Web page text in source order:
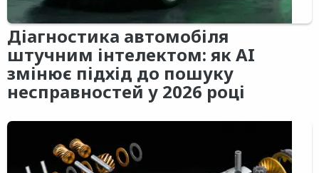
Діагностика автомобіля
штучним інтелектом: як AI
змінює підхід до пошуку
несправностей у 2026 році